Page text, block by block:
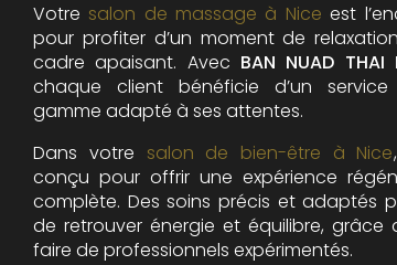
Votre salon de massage à Nice est
pour profiter d’un moment de
cadre apaisant. Avec BAN NUAD THAI
chaque client bénéficie d’un
gamme adapté à ses attentes.
Dans votre salon de bien-être à Nice
conçu pour offrir une expérience
complète. Des soins précis et adaptés
de retrouver énergie et équilibre, grâce
faire de professionnels expérimentés.